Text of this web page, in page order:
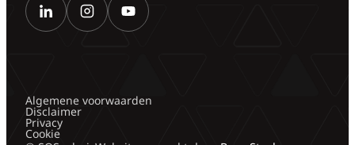
Algemene voorwaarden
Disclaimer
Privacy
Cookie